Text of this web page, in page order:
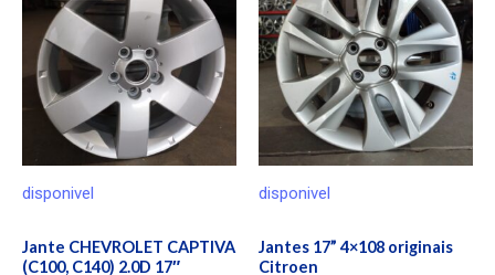
disponivel
Jante CHEVROLET CAPTIVA
(C100, C140) 2.0D 17″
disponivel
Jantes 17” 4×108 originais
Citroen